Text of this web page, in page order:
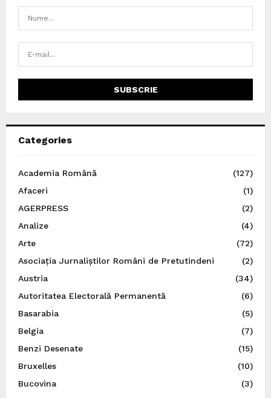
Categories
Academia Română
(127)
Afaceri
(1)
AGERPRESS
(2)
Analize
(4)
Arte
(72)
Asociația Jurnaliștilor Români de Pretutindeni
(2)
Austria
(34)
Autoritatea Electorală Permanentă
(6)
Basarabia
(5)
Belgia
(7)
Benzi Desenate
(15)
Bruxelles
(10)
Bucovina
(3)